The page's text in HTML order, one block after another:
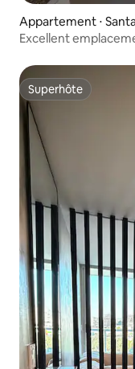
Appartement ⋅
Excellent
Superhôte
Superhôte